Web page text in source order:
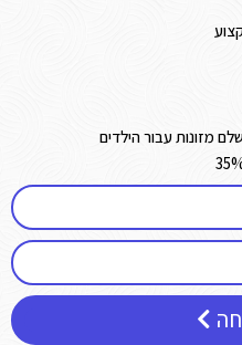
מזונות עבור הילדים